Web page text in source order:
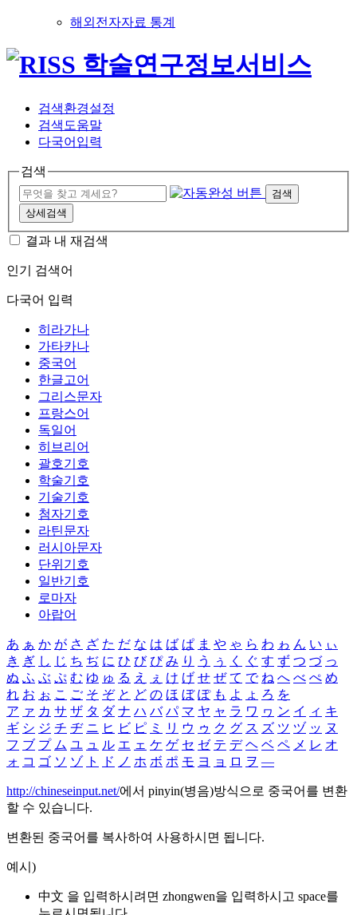
해외전자자료 통계
검색환경설정
검색도움말
다국어입력
검색
검색
상세검색
결과 내 재검색
인기 검색어
다국어 입력
히라가나
가타카나
중국어
한글고어
그리스문자
프랑스어
독일어
히브리어
괄호기호
학술기호
기술기호
첨자기호
라틴문자
러시아문자
단위기호
일반기호
로마자
아랍어
あ ぁ か が さ ざ た だ な は ば ぱ ま や ゃ ら わ ゎ ん い ぃ
き ぎ し じ ち ぢ に ひ び ぴ み り う ぅ く ぐ す ず つ づ っ
ぬ ふ ぶ ぷ む ゆ ゅ る え ぇ け げ せ ぜ て で ね へ べ ぺ め
れ お ぉ こ ご そ ぞ と ど の ほ ぼ ぽ も よ ょ ろ を
ア ァ カ サ ザ タ ダ ナ ハ バ パ マ ヤ ャ ラ ワ ヮ ン イ ィ キ
ギ シ ジ チ ヂ ニ ヒ ビ ピ ミ リ ウ ゥ ク グ ス ズ ツ ヅ ッ ヌ
フ ブ プ ム ユ ュ ル エ ェ ケ ゲ セ ゼ テ デ ヘ ベ ペ メ レ オ
ォ コ ゴ ソ ゾ ト ド ノ ホ ボ ポ モ ヨ ョ ロ ヲ ―
http://chineseinput.net/에서 pinyin(병음)방식으로 중국어를 변환
할 수 있습니다.
변환된 중국어를 복사하여 사용하시면 됩니다.
예시)
中文 을 입력하시려면 zhongwen을 입력하시고 space를